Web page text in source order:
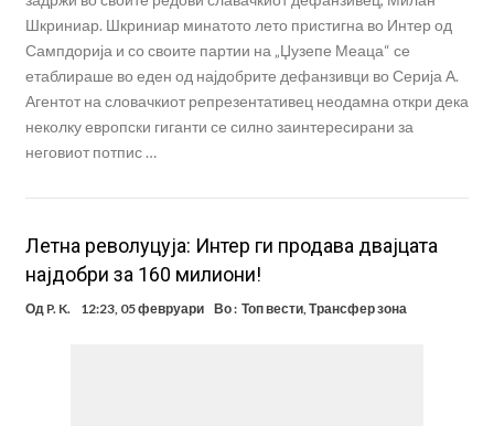
Шкриниар. Шкриниар минатото лето пристигна во Интер од
Сампдорија и со своите партии на „Џузепе Меаца“ се
етаблираше во еден од најдобрите дефанзивци во Серија А.
Агентот на словачкиот репрезентативец неодамна откри дека
неколку европски гиганти се силно заинтересирани за
неговиот потпис …
Летна револуцуја: Интер ги продава двајцата
најдобри за 160 милиони!
Од P. K. 12:23, 05 февруари Во : Топ вести, Трансфер зона